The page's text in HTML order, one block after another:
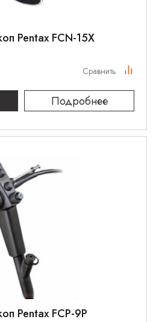
Pentax FCN-15X
Подробнее
Сравнить
Pentax FCP-9P